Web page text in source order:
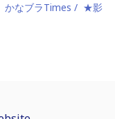
かなブラTimes
★影